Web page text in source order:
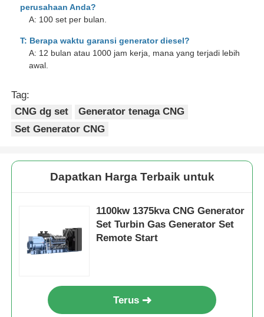
perusahaan Anda?
A: 100 set per bulan.
T: Berapa waktu garansi generator diesel?
A: 12 bulan atau 1000 jam kerja, mana yang terjadi lebih
awal.
Tag:
CNG dg set
Generator tenaga CNG
Set Generator CNG
Dapatkan Harga Terbaik untuk
1100kw 1375kva CNG Generator
Set Turbin Gas Generator Set
Remote Start
Terus